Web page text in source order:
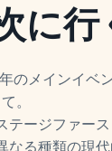
に行
のメインイベ
。
テージファー
なる種類の現